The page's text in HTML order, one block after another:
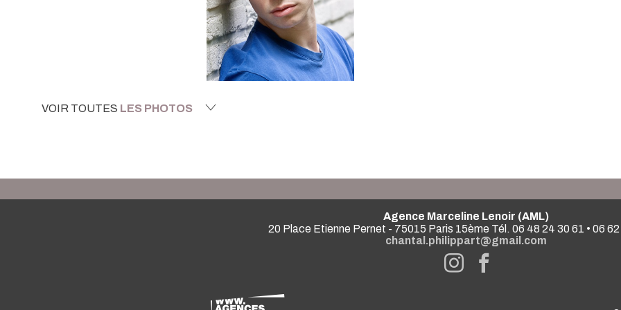
VOIR TOUTES LES PHOTOS
Agence Marceline Lenoir (AML)
20 Place Etienne Pernet - 75015 Paris 15ème Tél. 06 48 24 30 61 • 06 62
chantal.philippart@gmail.com